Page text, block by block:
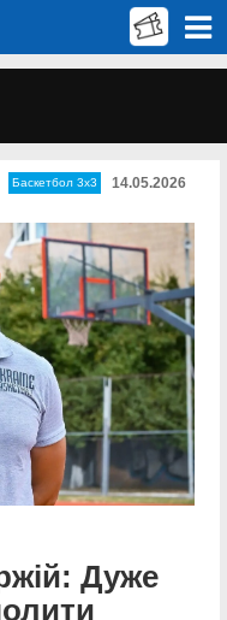
Баскетбол 3х3 14.05.2026
Дуже